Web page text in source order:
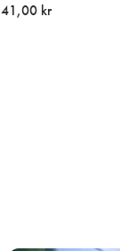
41,00 kr